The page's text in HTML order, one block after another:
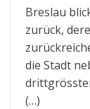
Breslau
zurück,
die Stadt
(…)